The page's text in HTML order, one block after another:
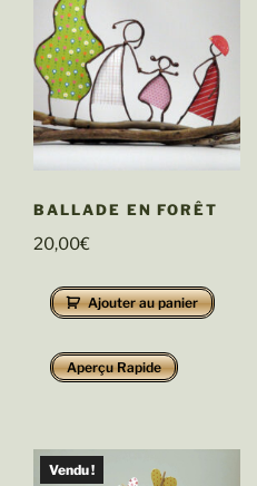
BALLADE EN FORÊT
20,00€
Ajouter au panier
Aperçu Rapide
Vendu !